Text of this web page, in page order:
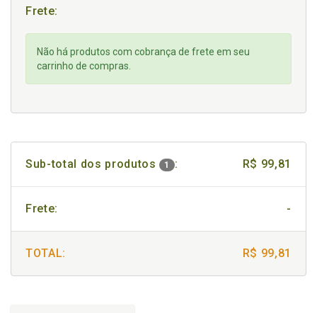
Frete:
Não há produtos com cobrança de frete em seu
carrinho de compras.
Sub-total dos produtos 1 : R$ 99,81
Frete: -
TOTAL: R$ 99,81